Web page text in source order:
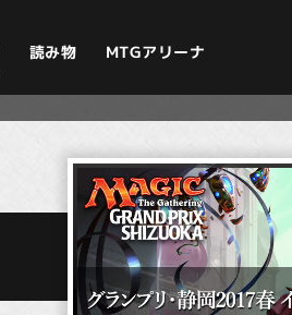
読み物 MTGアリーナ